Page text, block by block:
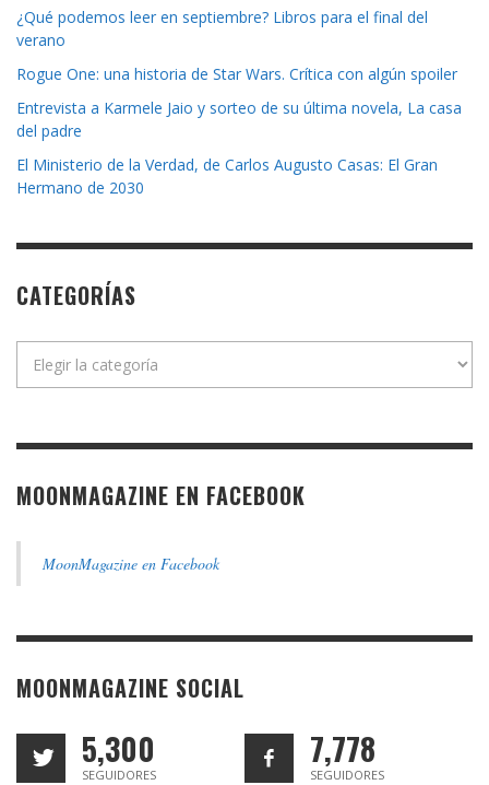
¿Qué podemos leer en septiembre? Libros para el final del
verano
Rogue One: una historia de Star Wars. Crítica con algún spoiler
Entrevista a Karmele Jaio y sorteo de su última novela, La casa
del padre
El Ministerio de la Verdad, de Carlos Augusto Casas: El Gran
Hermano de 2030
CATEGORÍAS
MOONMAGAZINE EN FACEBOOK
MoonMagazine en Facebook
MOONMAGAZINE SOCIAL
5,300
SEGUIDORES
7,778
SEGUIDORES